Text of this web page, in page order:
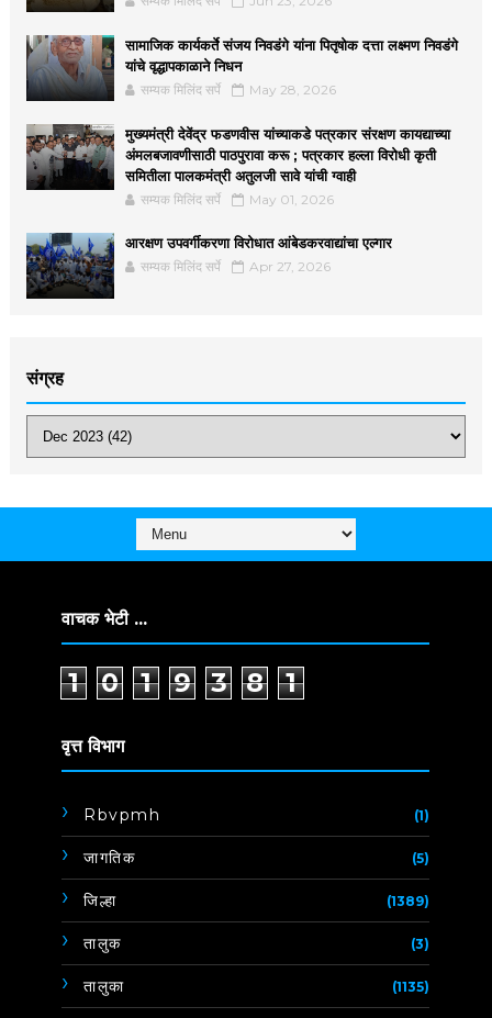
सामाजिक कार्यकर्ते संजय निवडंगे यांना पितृषोक दत्ता लक्ष्मण निवडंगे
यांचे वृद्धापकाळाने निधन
सम्यक मिलिंद सर्पे May 28, 2026
मुख्यमंत्री देवेंद्र फडणवीस यांच्याकडे पत्रकार संरक्षण कायद्याच्या
अंमलबजावणीसाठी पाठपुरावा करू ; पत्रकार हल्ला विरोधी कृती
समितीला पालकमंत्री अतुलजी सावे यांची ग्वाही
सम्यक मिलिंद सर्पे May 01, 2026
आरक्षण उपवर्गीकरणा विरोधात आंबेडकरवाद्यांचा एल्गार
सम्यक मिलिंद सर्पे Apr 27, 2026
संग्रह
वाचक भेटी ...
1 0 1 9 3 8 1
वृत्त विभाग
Rbvpmh (1)
जागतिक (5)
जिल्हा (1389)
तालुक (3)
तालुका (1135)